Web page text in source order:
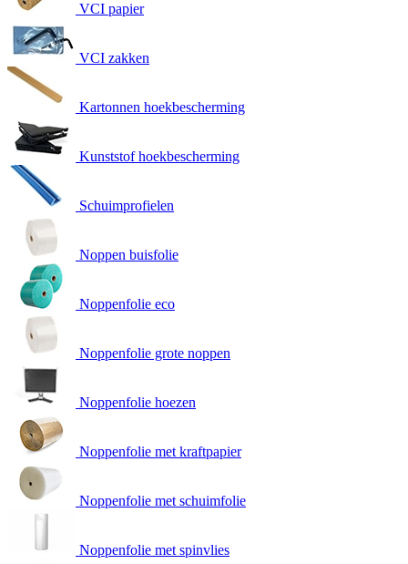
VCI papier
VCI zakken
Kartonnen hoekbescherming
Kunststof hoekbescherming
Schuimprofielen
Noppen buisfolie
Noppenfolie eco
Noppenfolie grote noppen
Noppenfolie hoezen
Noppenfolie met kraftpapier
Noppenfolie met schuimfolie
Noppenfolie met spinvlies